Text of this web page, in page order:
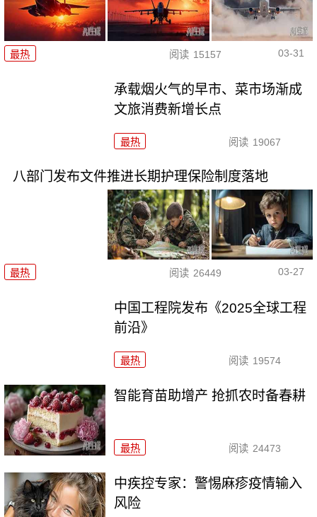
最热 阅读 15157 03-31
承载烟火气的早市、菜市场渐成
文旅消费新增长点
最热 阅读 19067
八部门发布文件推进长期护理保险制度落地
最热 阅读 26449 03-27
中国工程院发布《2025全球工程
前沿》
最热 阅读 19574
智能育苗助增产 抢抓农时备春耕
最热 阅读 24473
中疾控专家：警惕麻疹疫情输入
风险